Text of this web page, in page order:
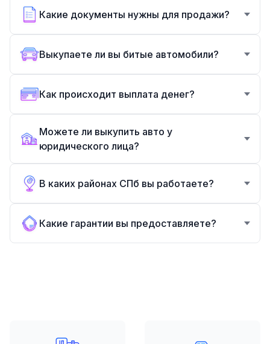
Какие документы нужны для продажи?
Выкупаете ли вы битые автомобили?
Как происходит выплата денег?
Можете ли выкупить авто у
юридического лица?
В каких районах СПб вы работаете?
Какие гарантии вы предоставляете?